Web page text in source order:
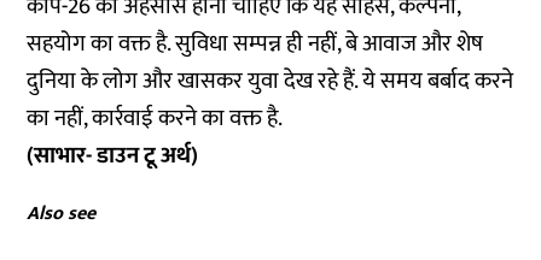
सहयोग का वक्त है. सुविधा सम्पन्न ही नहीं, बे आवाज और शेष
दुनिया के लोग और खासकर युवा देख रहे हैं. ये समय बर्बाद करने
का नहीं, कार्रवाई करने का वक्त है.
(साभार- डाउन टू अर्थ)
Also see